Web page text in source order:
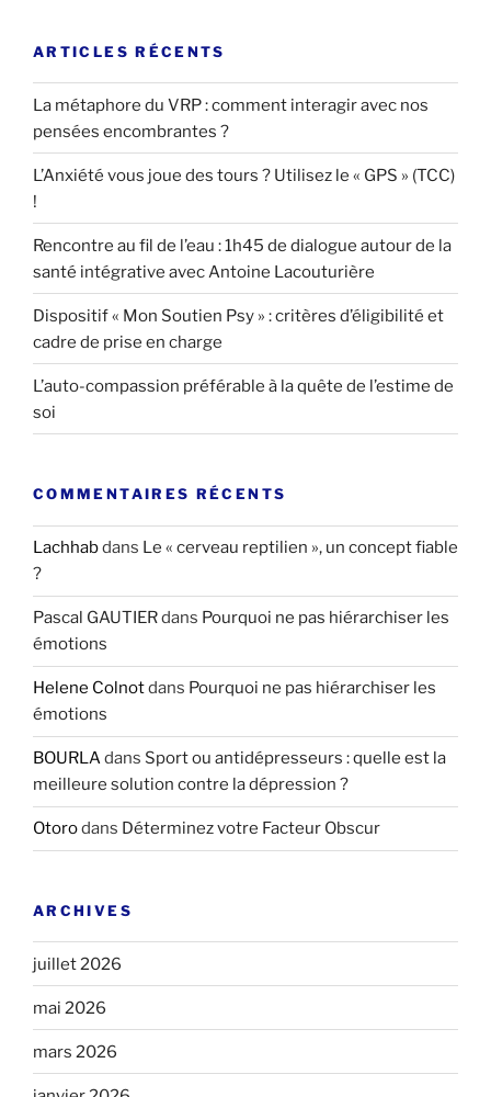
ARTICLES RÉCENTS
La métaphore du VRP : comment interagir avec nos
pensées encombrantes ?
L’Anxiété vous joue des tours ? Utilisez le « GPS » (TCC)
!
Rencontre au fil de l’eau : 1h45 de dialogue autour de la
santé intégrative avec Antoine Lacouturière
Dispositif « Mon Soutien Psy » : critères d’éligibilité et
cadre de prise en charge
L’auto-compassion préférable à la quête de l’estime de
soi
COMMENTAIRES RÉCENTS
Lachhabdans Le « cerveau reptilien », un concept fiable
?
Pascal GAUTIERdans Pourquoi ne pas hiérarchiser les
émotions
Helene Colnotdans Pourquoi ne pas hiérarchiser les
émotions
BOURLAdans Sport ou antidépresseurs : quelle est la
meilleure solution contre la dépression ?
Otorodans Déterminez votre Facteur Obscur
ARCHIVES
juillet 2026
mai 2026
mars 2026